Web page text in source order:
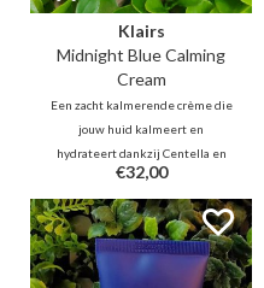
Klairs
Midnight Blue Calming
Cream
Een zacht kalmerende crème die
jouw huid kalmeert en
hydrateert dankzij Centella en
Guaiazulene, afkomstig van
Chamomile Oil. Bacillus Ferment,
Peptiden zullen de huid
daarnaast ook helpen bij het
herstellen en hydrateren.
€32,00